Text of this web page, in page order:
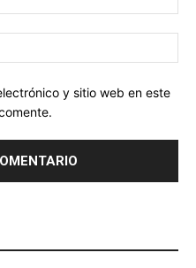
y sitio web en este